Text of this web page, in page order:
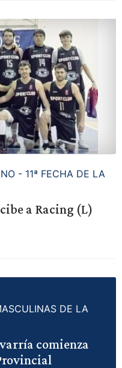
- 11ª FECHA DE LA
a Racing (L)
DE LA
comienza